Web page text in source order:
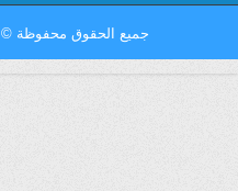
جميع الحقوق محفوظة©